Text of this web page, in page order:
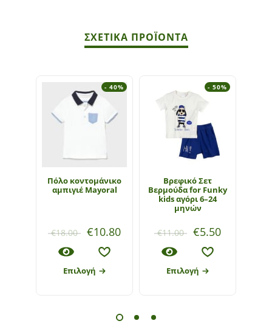
ΣΧΕΤΙΚΆ ΠΡΟΪΌΝΤΑ
- 40%
Πόλο κοντομάνικο
αμπιγιέ Mayoral
€18.00 €10.80
Επιλογή
- 50%
Βρεφικό Σετ
Βερμούδα for Funky
kids αγόρι 6–24
μηνών
€11.00 €5.50
Επιλογή